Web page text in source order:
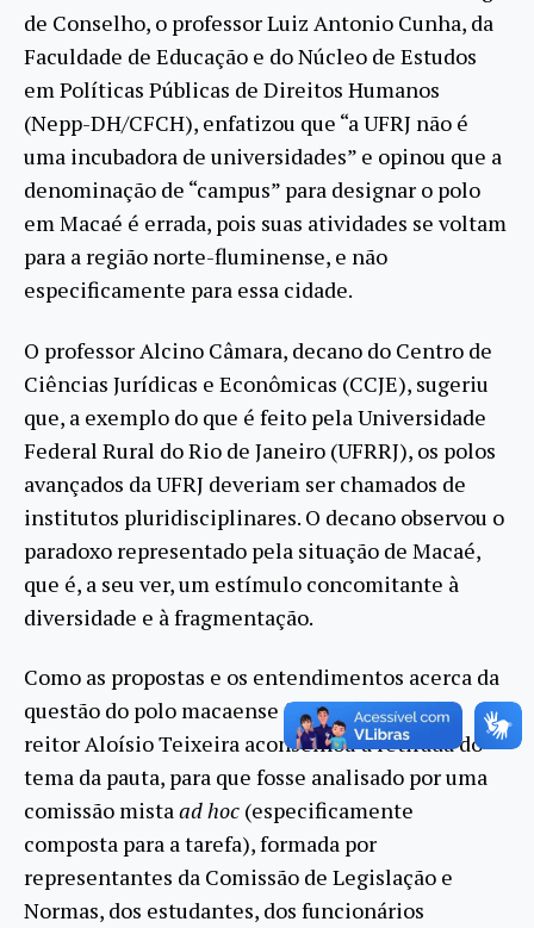
de Conselho, o professor Luiz Antonio Cunha, da
Faculdade de Educação e do Núcleo de Estudos
em Políticas Públicas de Direitos Humanos
(Nepp-DH/CFCH), enfatizou que “a UFRJ não é
uma incubadora de universidades” e opinou que a
denominação de “campus” para designar o polo
em Macaé é errada, pois suas atividades se voltam
para a região norte-fluminense, e não
especificamente para essa cidade.
O professor Alcino Câmara, decano do Centro de
Ciências Jurídicas e Econômicas (CCJE), sugeriu
que, a exemplo do que é feito pela Universidade
Federal Rural do Rio de Janeiro (UFRRJ), os polos
avançados da UFRJ deveriam ser chamados de
institutos pluridisciplinares. O decano observou o
paradoxo representado pela situação de Macaé,
que é, a seu ver, um estímulo concomitante à
diversidade e à fragmentação.
Como as propostas e os entendimentos acerca da
questão do polo macaense foram múltiplos, o
reitor Aloísio Teixeira aconselhou a retirada do
tema da pauta, para que fosse analisado por uma
comissão mistaad hoc (especificamente
composta para a tarefa), formada por
representantes da Comissão de Legislação e
Normas, dos estudantes, dos funcionários